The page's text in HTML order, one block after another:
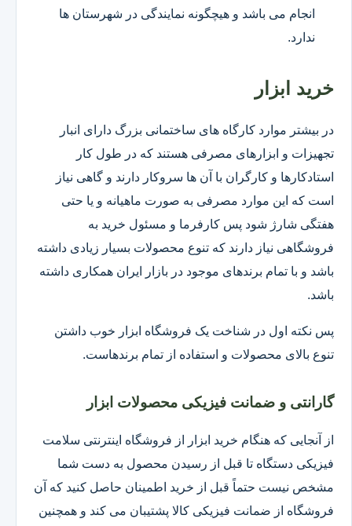
انجام می باشد و هیچگونه نمایندگی در شهرستان ها
ندارد.
خرید ابزار
در بیشتر موارد کارگاه های ساختمانی بزرگ دارای انبار
تجهیزات و ابزارهای مصرفی هستند که در طول کار
استادکارها و کارگران با آن ها سروکار دارند و گاهی نیاز
است که این موارد مصرفی به صورت ماهیانه و یا حتی
هفتگی شارژ شود پس کارفرما و مسئول خرید به
فروشگاهی نیاز دارند که تنوع محصولات بسیار زیادی داشته
باشد و با تمام برندهای موجود در بازار ایران همکاری داشته
باشد.
پس نکته اول در شناخت یک فروشگاه ابزار خوب داشتن
تنوع بالای محصولات و استفاده از تمام برندهاست.
گارانتی و ضمانت فیزیکی محصولات ابزار
از آنجایی که هنگام خرید ابزار از فروشگاه اینترنتی سلامت
فیزیکی دستگاه تا قبل از رسیدن محصول به دست شما
مشخص نیست حتماً قبل از خرید اطمینان حاصل کنید که آن
فروشگاه از ضمانت فیزیکی کالا پشتیبان می کند و همچنین